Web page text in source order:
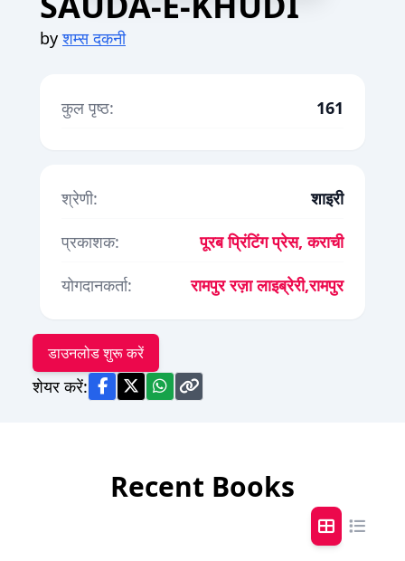
byशम्स दकनी
कुल पृष्ठ: 161
श्रेणी:
शाइरी
प्रकाशक:
पूरब प्रिंटिंग प्रेस, कराची
योगदानकर्ता:
रामपुर रज़ा लाइब्रेरी,रामपुर
डाउनलोड शुरू करें
शेयर करें:
Recent Books